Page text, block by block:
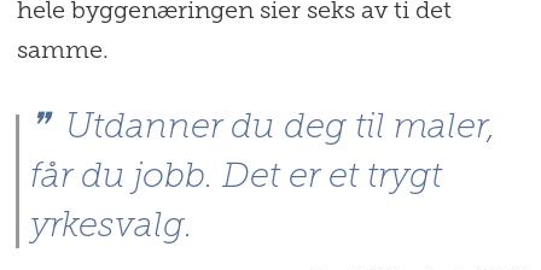
hele byggenæringen sier seks av ti det
samme.
Utdanner du deg til maler,
får du jobb. Det er et trygt
yrkesvalg.